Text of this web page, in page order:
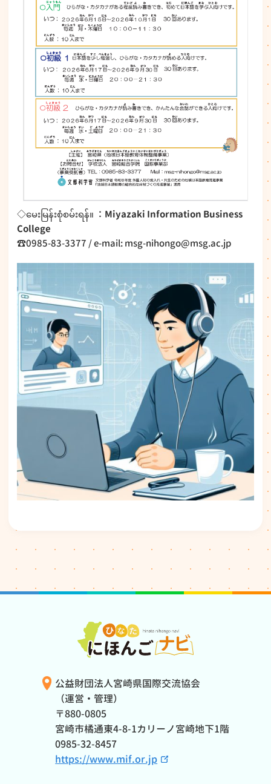
◇မေးမြန်းစုံစမ်းရန်။ ： Miyazaki Information Business
College
☎0985-83-3377 / e-mail: msg-nihongo@msg.ac.jp
公益財団法人宮崎県国際交流協会
（運営・管理）
〒880-0805
宮崎市橘通東4-8-1カリーノ宮崎地下1階
0985-32-8457
https://www.mif.or.jp